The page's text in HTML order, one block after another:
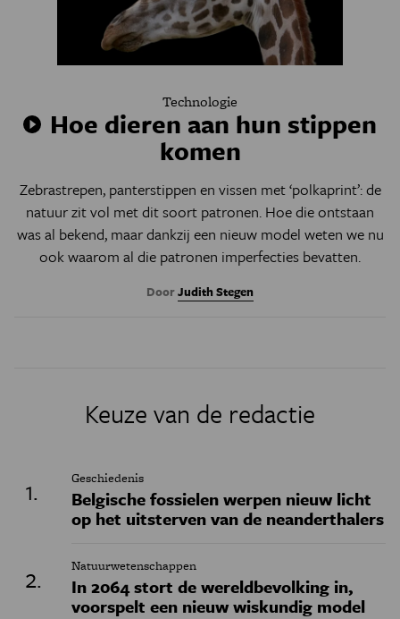
Technologie
Hoe dieren aan hun stippen
komen
Zebrastrepen, panterstippen en vissen met ‘polkaprint’: de
natuur zit vol met dit soort patronen. Hoe die ontstaan
was al bekend, maar dankzij een nieuw model weten we nu
ook waarom al die patronen imperfecties bevatten.
DoorJudith Stegen
Keuze van de redactie
Geschiedenis
Belgische fossielen werpen nieuw licht
op het uitsterven van de neanderthalers
Natuurwetenschappen
In 2064 stort de wereldbevolking in,
voorspelt een nieuw wiskundig model